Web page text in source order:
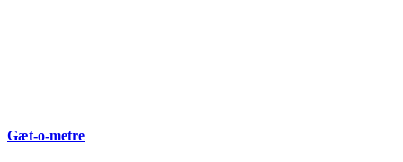
Gæt-o-metre